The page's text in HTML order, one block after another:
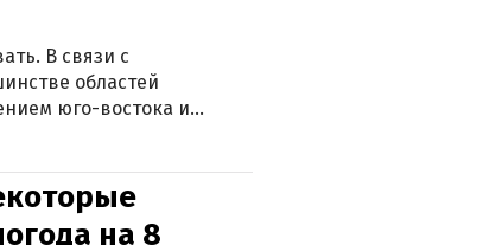
В связи с
областей
юго-востока и
на 8